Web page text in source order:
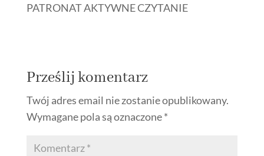
PATRONAT AKTYWNE CZYTANIE
Prześlij komentarz
Twój adres email nie zostanie opublikowany.
Wymagane pola są oznaczone*